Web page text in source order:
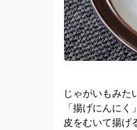
好みでフレッシ
が出てきたら焦
揚げたてのにん
です。「皮つき
是非とも！！！
じゃがいもみた
「揚げにんにく」
皮をむいて揚げ